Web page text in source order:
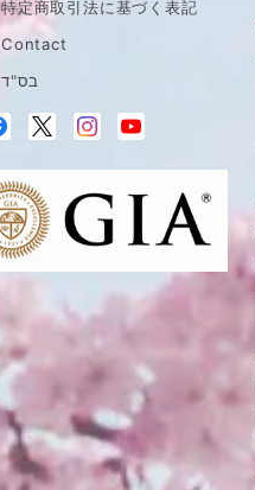
特定商取引法に基づく表記
Contact
בס"ד